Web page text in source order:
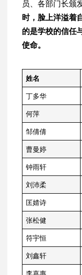
员、各部门长颁
时，脸上洋溢着
的是学校的信任
使命。
姓名
丁多华
何萍
邹倩倩
曹曼婷
钟雨轩
刘沛柔
匡婧诗
张松健
符宇恒
刘鑫轩